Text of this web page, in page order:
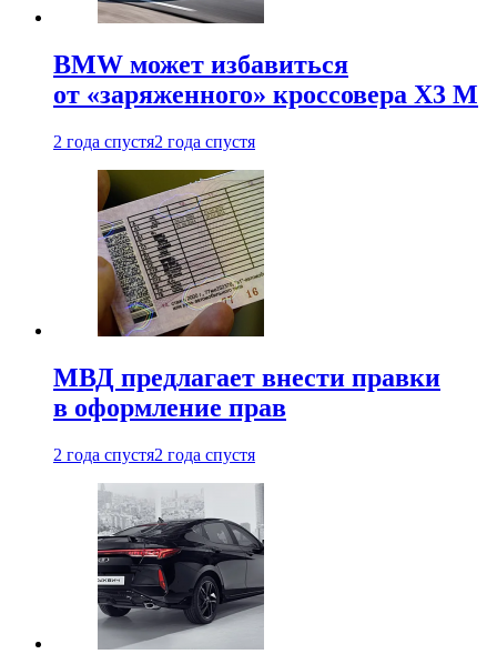
BMW может избавиться
от «заряженного» кроссовера X3 M
2 года спустя2 года спустя
МВД предлагает внести правки
в оформление прав
2 года спустя2 года спустя